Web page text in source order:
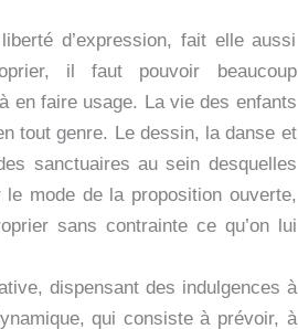
d’expression, fait elle aussi
il faut pouvoir beaucoup
en faire usage. La vie des enfants
tout genre. Le dessin, la danse et
sanctuaires au sein desquelles
mode de la proposition ouverte,
sans contrainte ce qu’on lui
dispensant des indulgences à
qui consiste à prévoir, à